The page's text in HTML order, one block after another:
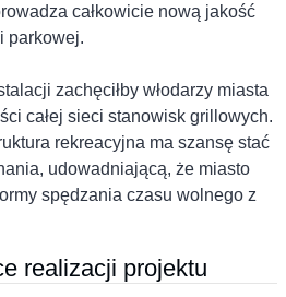
całkowicie nową jakość
parkowej.
zachęciłby włodarzy miasta
całej sieci stanowisk grillowych.
rekreacyjna ma szansę stać
udowadniającą, że miasto
spędzania czasu wolnego z
realizacji projektu